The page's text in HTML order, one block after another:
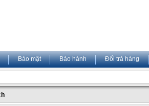
Bảo mật Bảo hành Đổi trả hàng